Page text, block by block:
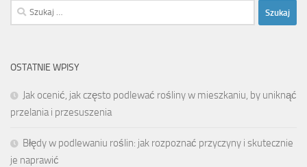
Szukaj:
OSTATNIE WPISY
Jak ocenić, jak często podlewać rośliny w mieszkaniu, by uniknąć
przelania i przesuszenia
Błędy w podlewaniu roślin: jak rozpoznać przyczyny i skutecznie
je naprawić